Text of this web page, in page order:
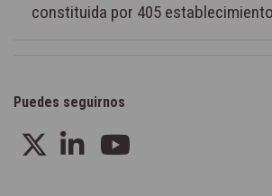
constituida por 405
Puedes seguirnos